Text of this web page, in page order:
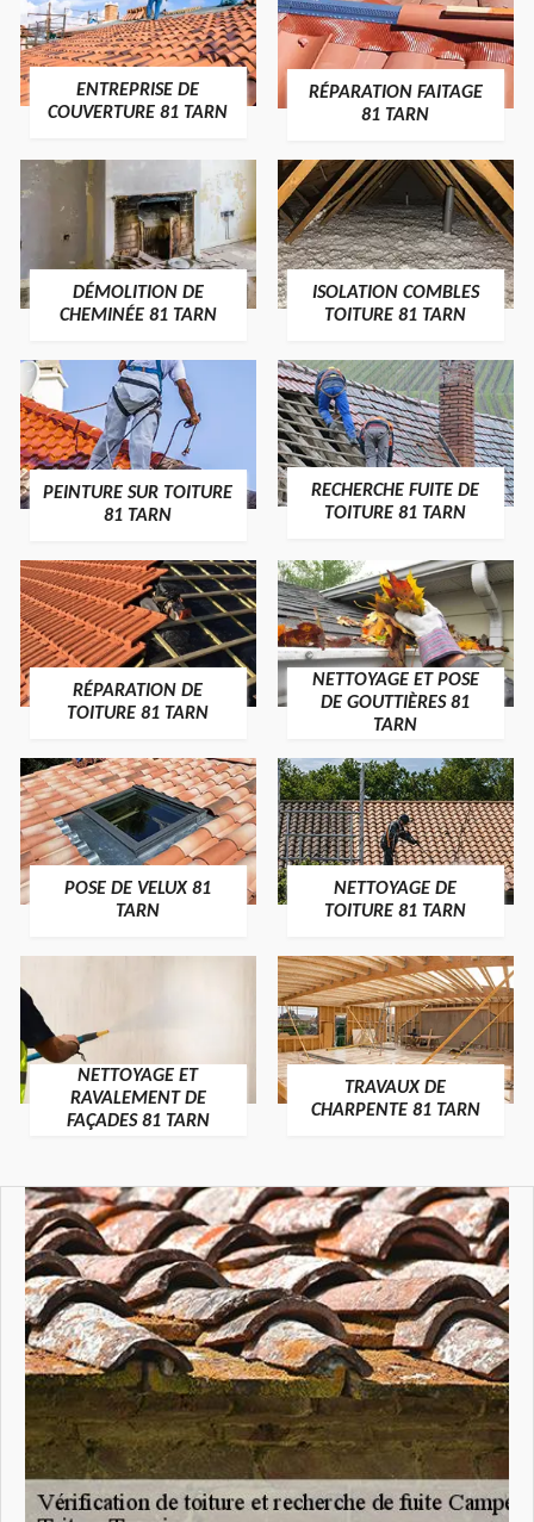
ENTREPRISE DE
COUVERTURE 81 TARN
RÉPARATION FAITAGE
81 TARN
DÉMOLITION DE
CHEMINÉE 81 TARN
ISOLATION COMBLES
TOITURE 81 TARN
PEINTURE SUR TOITURE
81 TARN
RECHERCHE FUITE DE
TOITURE 81 TARN
RÉPARATION DE
TOITURE 81 TARN
NETTOYAGE ET POSE
DE GOUTTIÈRES 81
TARN
POSE DE VELUX 81
TARN
NETTOYAGE DE
TOITURE 81 TARN
NETTOYAGE ET
RAVALEMENT DE
FAÇADES 81 TARN
TRAVAUX DE
CHARPENTE 81 TARN